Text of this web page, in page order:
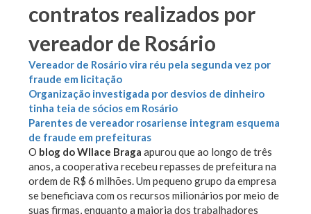
contratos realizados por
vereador de Rosário
Vereador de Rosário vira réu pela segunda vez por
fraude em licitação
Organização investigada por desvios de dinheiro
tinha teia de sócios em Rosário
Parentes de vereador rosariense integram esquema
de fraude em prefeituras
O blog do Wllace Braga apurou que ao longo de três
anos, a cooperativa recebeu repasses de prefeitura na
ordem de R$ 6 milhões. Um pequeno grupo da empresa
se beneficiava com os recursos milionários por meio de
suas firmas, enquanto a maioria dos trabalhadores